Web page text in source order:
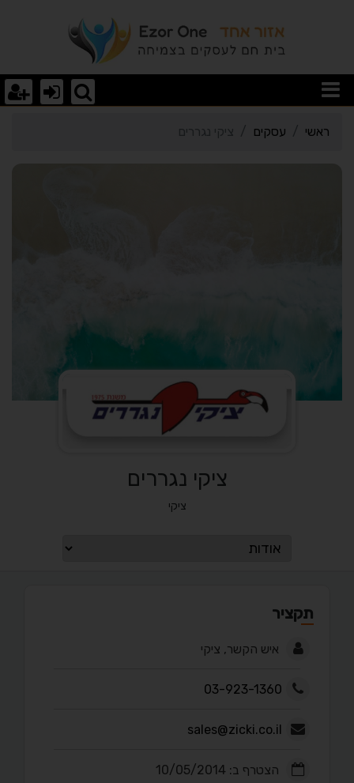
פרטי כרטיס העסק ציקי
ראשי עסקים ציקי נגררים
ציקי נגררים
ציקי
תקציר
איש הקשר, ציקי
03-923-1360
sales@zicki.co.il
הצטרף ב: 10/05/2014